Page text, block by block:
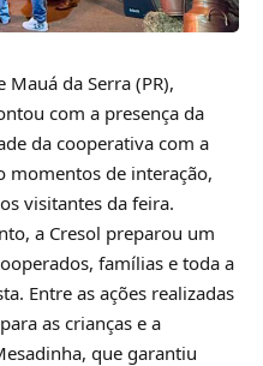
da Serra (PR),
com a presença da
da cooperativa com a
momentos de interação,
visitantes da feira.
a Cresol preparou um
famílias e toda a
Entre as ações realizadas
as crianças e a
que garantiu